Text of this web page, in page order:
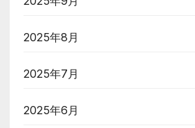
2025年8月
2025年7月
2025年6月